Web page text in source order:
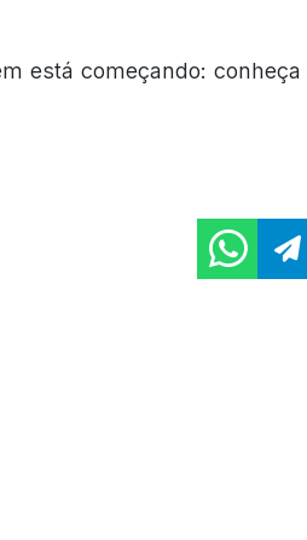
está começando: conheça